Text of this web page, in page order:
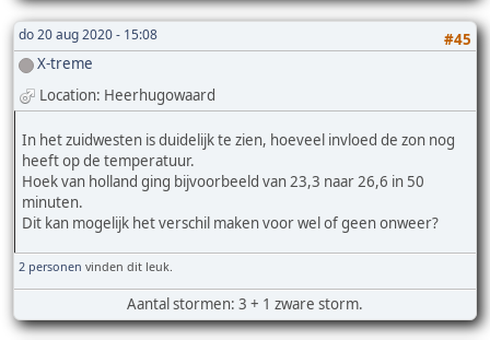
do 20 aug 2020 - 15:08
#45
X-treme
Location: Heerhugowaard
In het zuidwesten is duidelijk te zien, hoeveel invloed de zon nog
heeft op de temperatuur.
Hoek van holland ging bijvoorbeeld van 23,3 naar 26,6 in 50
minuten.
Dit kan mogelijk het verschil maken voor wel of geen onweer?
2 personen vinden dit leuk.
Aantal stormen: 3 + 1 zware storm.